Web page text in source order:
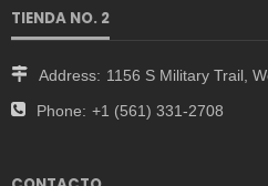
TIENDA NO. 2
Address: 1156 S Military Trail,
Phone: +1 (561) 331-2708